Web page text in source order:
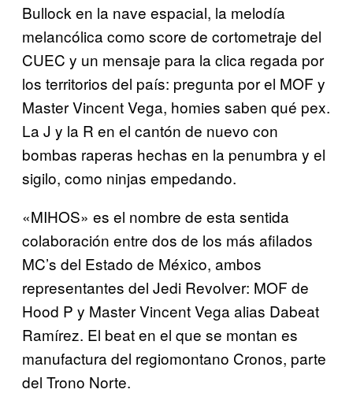
Bullock en la nave espacial, la melodía
melancólica como score de cortometraje del
CUEC y un mensaje para la clica regada por
los territorios del país: pregunta por el MOF y
Master Vincent Vega, homies saben qué pex.
La J y la R en el cantón de nuevo con
bombas raperas hechas en la penumbra y el
sigilo, como ninjas empedando.
«MIHOS» es el nombre de esta sentida
colaboración entre dos de los más afilados
MC’s del Estado de México, ambos
representantes del Jedi Revolver: MOF de
Hood P y Master Vincent Vega alias Dabeat
Ramírez. El beat en el que se montan es
manufactura del regiomontano Cronos, parte
del Trono Norte.